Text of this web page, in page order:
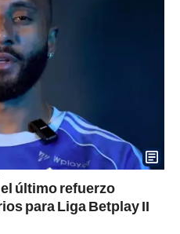
último refuerzo
para Liga Betplay II